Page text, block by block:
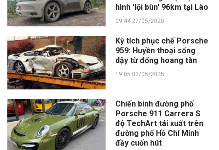
hình 'lội bùn' 96km tại Lào
09:44 27/05/2025
Kỳ tích phục chế Porsche
959: Huyền thoại sống
dậy từ đống hoang tàn
19:05 02/05/2025
Chiến binh đường phố
Porsche 911 Carrera S
độ TechArt tái xuất trên
đường phố Hồ Chí Minh
đầy cuốn hút